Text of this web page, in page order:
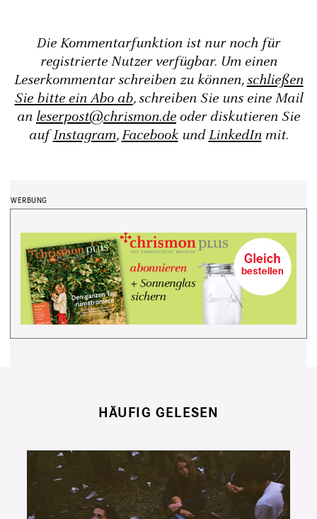
Die Kommentarfunktion ist nur noch für
registrierte Nutzer verfügbar. Um einen
Leserkommentar schreiben zu können,schließen
Sie bitte ein Abo ab, schreiben Sie uns eine Mail
an leserpost@chrismon.de oder diskutieren Sie
aufInstagram,FacebookundLinkedInmit.
HÄUFIG GELESEN